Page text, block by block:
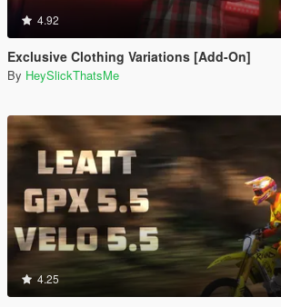
4.92
Exclusive Clothing Variations [Add-On]
By HeySlickThatsMe
4.25